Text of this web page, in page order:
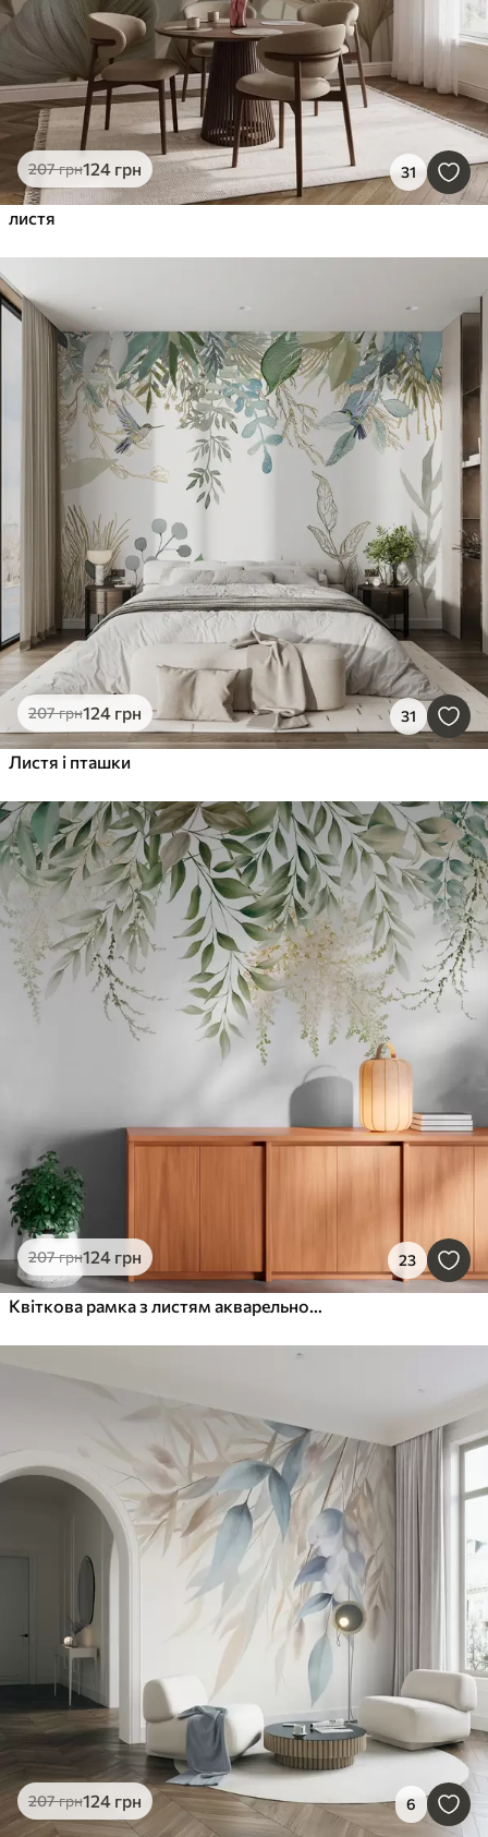
207грн124 грн 31
листя
207грн124 грн 31
Листя і пташки
207грн124 грн 23
Квіткова рамка з листям акварельною зеленню
207грн124 грн 6